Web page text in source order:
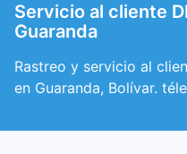
Servicio al cliente
Guaranda
Rastreo y servicio al
en Guaranda, Bolívar.